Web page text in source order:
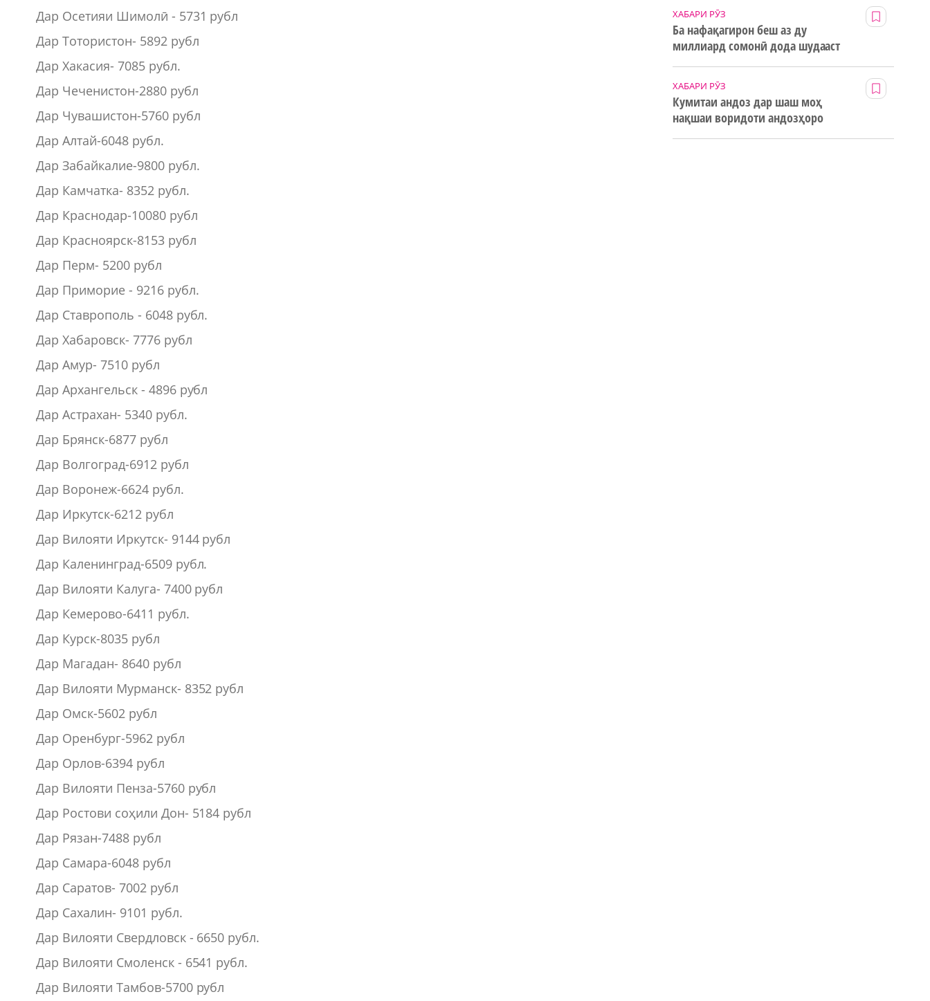
Дар Осетияи Шимолӣ - 5731 рубл
Дар Тотористон- 5892 рубл
Дар Хакасия- 7085 рубл.
Дар Чеченистон-2880 рубл
Дар Чувашистон-5760 рубл
Дар Алтай-6048 рубл.
Дар Забайкалие-9800 рубл.
Дар Камчатка- 8352 рубл.
Дар Краснодар-10080 рубл
Дар Красноярск-8153 рубл
Дар Перм- 5200 рубл
Дар Приморие - 9216 рубл.
Дар Ставрополь - 6048 рубл.
Дар Хабаровск- 7776 рубл
Дар Амур- 7510 рубл
Дар Архангельск - 4896 рубл
Дар Астрахан- 5340 рубл.
Дар Брянск-6877 рубл
Дар Волгоград-6912 рубл
Дар Воронеж-6624 рубл.
Дар Иркутск-6212 рубл
Дар Вилояти Иркутск- 9144 рубл
Дар Каленинград-6509 рубл.
Дар Вилояти Калуга- 7400 рубл
Дар Кемерово-6411 рубл.
Дар Курск-8035 рубл
Дар Магадан- 8640 рубл
Дар Вилояти Мурманск- 8352 рубл
Дар Омск-5602 рубл
Дар Оренбург-5962 рубл
Дар Орлов-6394 рубл
Дар Вилояти Пенза-5760 рубл
Дар Ростови соҳили Дон- 5184 рубл
Дар Рязан-7488 рубл
Дар Самара-6048 рубл
Дар Саратов- 7002 рубл
Дар Сахалин- 9101 рубл.
Дар Вилояти Свердловск - 6650 рубл.
Дар Вилояти Смоленск - 6541 рубл.
Дар Вилояти Тамбов-5700 рубл
ХАБАРИ РӮЗ
Ба нафақагирон беш аз ду
миллиард сомонӣ дода шудааст
ХАБАРИ РӮЗ
Кумитаи андоз дар шаш моҳ
нақшаи воридоти андозҳоро